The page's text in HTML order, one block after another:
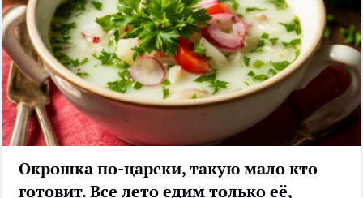
Окрошка по-царски, такую мало кто
готовит. Все лето едим только её,